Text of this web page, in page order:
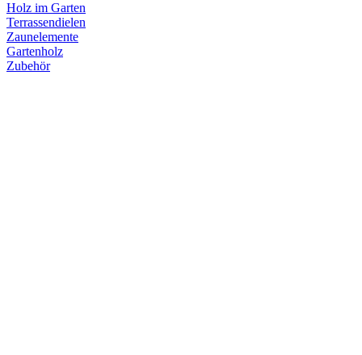
Holz im Garten
Terrassendielen
Zaunelemente
Gartenholz
Zubehör